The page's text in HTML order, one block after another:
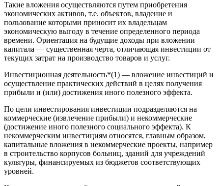
Такие вложения осуществляются путем приобретения
экономических активов, т.е. объектов, владение и
пользование которыми приносит их владельцам
экономическую выгоду в течение определенного периода
времени. Ориентация на будущие доходы при вложении
капитала — существенная черта, отличающая инвестиции от
текущих затрат на производство товаров и услуг.
Инвестиционная деятельность*(1) — вложение инвестиций и
осуществление практических действий в целях получения
прибыли и (или) достижения иного полезного эффекта.
По цели инвестирования инвестиции подразделяются на
коммерческие (извлечение прибыли) и некоммерческие
(достижение иного полезного социального эффекта). К
некоммерческим инвестициям относятся, главным образом,
капитальные вложения в некоммерческие проекты, например
в строительство корпусов больниц, зданий для учреждений
культуры, финансируемых из бюджетов соответствующих
уровней.